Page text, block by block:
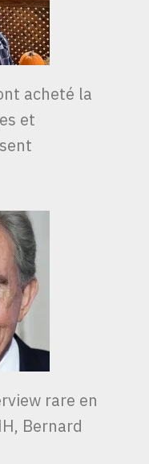
acheté la
et
rare en
Bernard